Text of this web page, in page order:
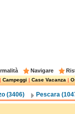
Navigare
Campeggi|Case Vacanza|
(3406) Pescara